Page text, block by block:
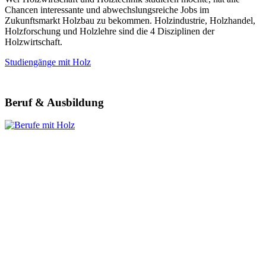
Chancen interessante und abwechslungsreiche Jobs im
Zukunftsmarkt Holzbau zu bekommen. Holzindustrie, Holzhandel,
Holzforschung und Holzlehre sind die 4 Disziplinen der
Holzwirtschaft.
Studiengänge mit Holz
Beruf & Ausbildung